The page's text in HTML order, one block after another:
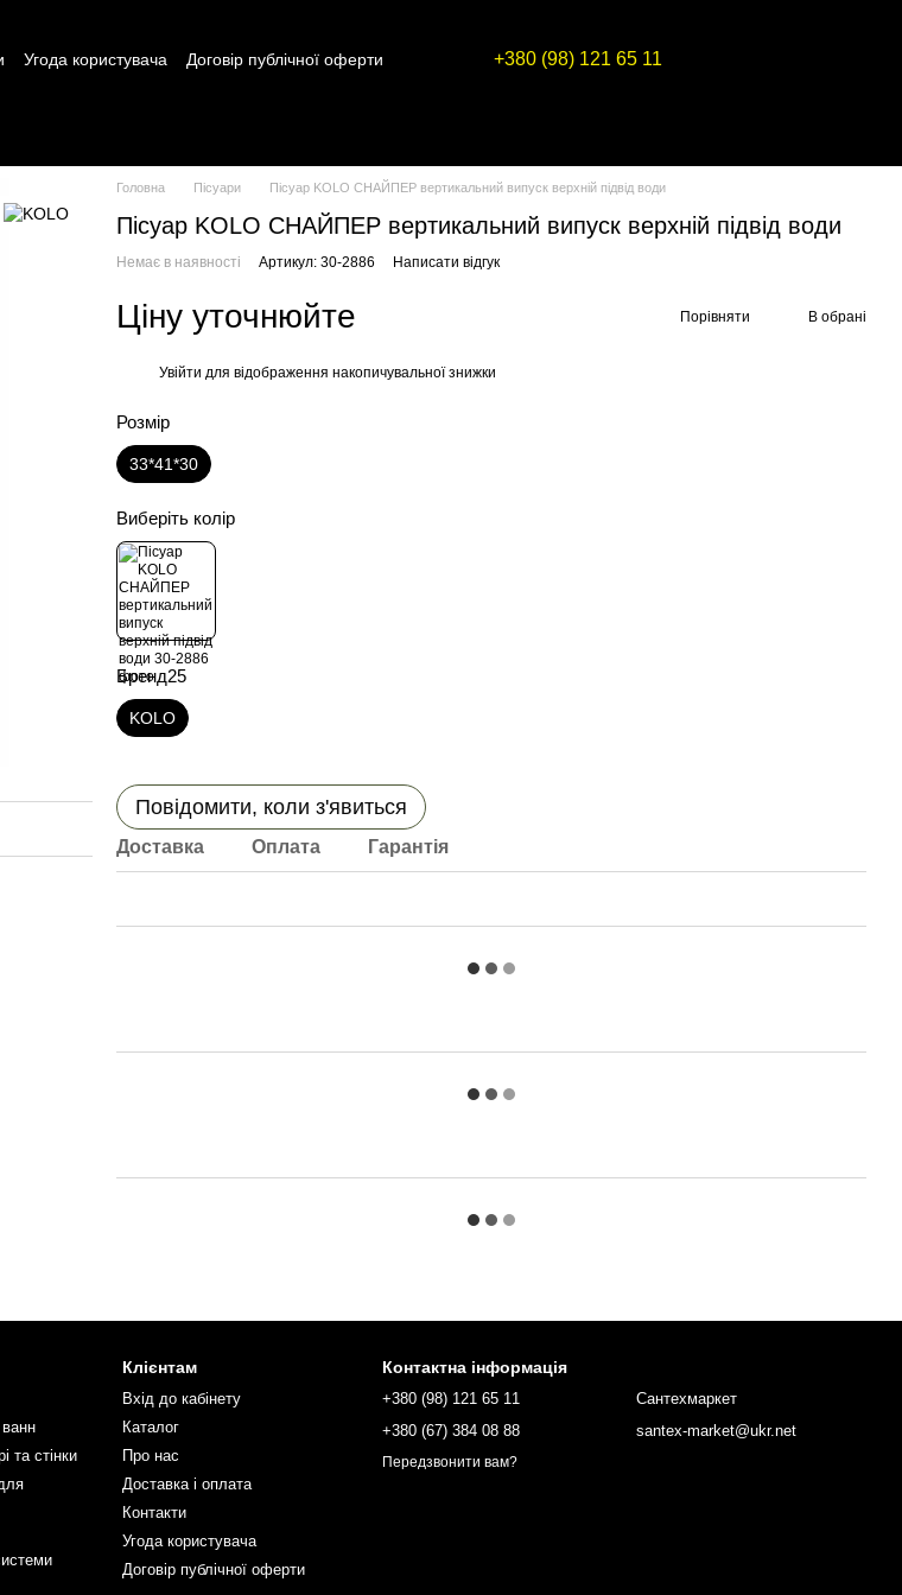
Угода користувача Договір публічної оферти +380 (98) 121 65 11
Головна Пісуари Пісуар KOLO СНАЙПЕР вертикальний випуск верхній підвід води
Пісуар KOLO СНАЙПЕР вертикальний випуск верхній підвід води
Немає в наявності Артикул: 30-2886 Написати відгук
Ціну уточнюйте Порівняти В обрані
Увійти для відображення накопичувальної знижки
Розмір
33*41*30
Виберіть колір
Бренд25
KOLO
Повідомити, коли з'явиться
Доставка Оплата Гарантія
та стінки
Клієнтам
Вхід до кабінету
Каталог
Про нас
Доставка і оплата
Контакти
Угода користувача
Договір публічної оферти
Контактна інформація
+380 (98) 121 65 11
+380 (67) 384 08 88
Передзвонити вам?
Сантехмаркет
santex-market@ukr.net